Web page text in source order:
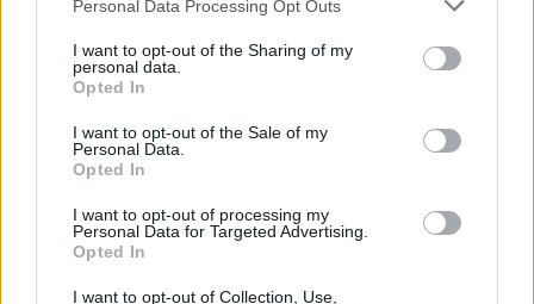
Personal Data Processing Opt Outs
I want to opt-out of the Sharing of my
personal data.
Opted In
I want to opt-out of the Sale of my
Personal Data.
Opted In
I want to opt-out of processing my
Personal Data for Targeted Advertising.
Opted In
I want to opt-out of Collection, Use,
Τόλης Λελεκίδης